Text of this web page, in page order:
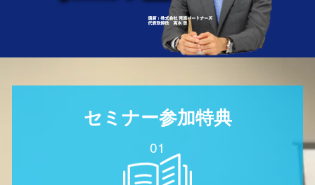
セミナー参加特典
01